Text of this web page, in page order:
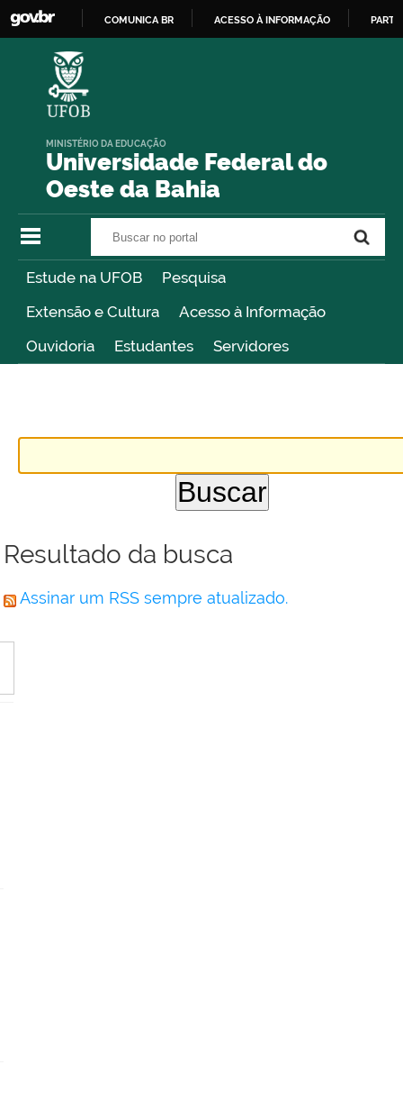
COMUNICA BR ACESSO À INFORMAÇÃO
Universidade Federal do
Oeste da Bahia
MINISTÉRIO DA EDUCAÇÃO
Estude na UFOB
Pesquisa
Extensão e Cultura
Acesso à Informação
Ouvidoria
Estudantes Servidores
Resultado da busca
Assinar um RSS sempre atualizado.